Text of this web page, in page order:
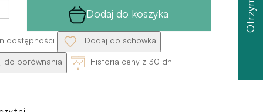
Dodaj do koszyka
dostępności Dodaj do schowka
do porównania Historia ceny z 30 dni